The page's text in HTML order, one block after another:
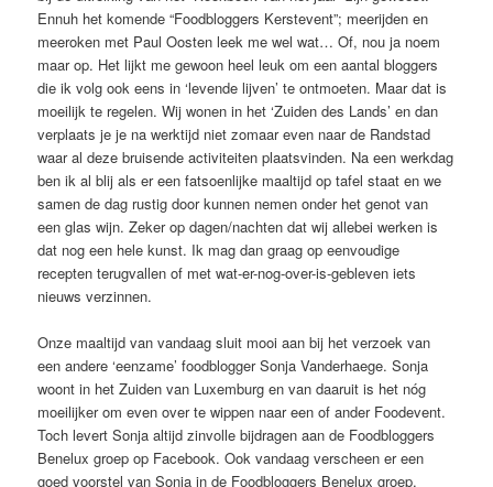
Ennuh het komende “Foodbloggers Kerstevent”; meerijden en
meeroken met Paul Oosten leek me wel wat… Of, nou ja noem
maar op. Het lijkt me gewoon heel leuk om een aantal bloggers
die ik volg ook eens in ‘levende lijven’ te ontmoeten. Maar dat is
moeilijk te regelen. Wij wonen in het ‘Zuiden des Lands’ en dan
verplaats je je na werktijd niet zomaar even naar de Randstad
waar al deze bruisende activiteiten plaatsvinden. Na een werkdag
ben ik al blij als er een fatsoenlijke maaltijd op tafel staat en we
samen de dag rustig door kunnen nemen onder het genot van
een glas wijn. Zeker op dagen/nachten dat wij allebei werken is
dat nog een hele kunst. Ik mag dan graag op eenvoudige
recepten terugvallen of met wat-er-nog-over-is-gebleven iets
nieuws verzinnen.
Onze maaltijd van vandaag sluit mooi aan bij het verzoek van
een andere ‘eenzame’ foodblogger Sonja Vanderhaege. Sonja
woont in het Zuiden van Luxemburg en van daaruit is het nóg
moeilijker om even over te wippen naar een of ander Foodevent.
Toch levert Sonja altijd zinvolle bijdragen aan de Foodbloggers
Benelux groep op Facebook. Ook vandaag verscheen er een
goed voorstel van Sonja in de Foodbloggers Benelux groep.